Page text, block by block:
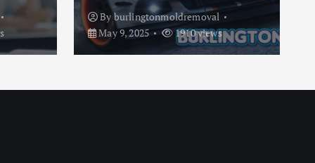
Byburlingtonmoldremoval
May 9, 2025
1910 views